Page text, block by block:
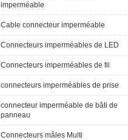
imperméable
Cable connecteur imperméable
Connecteurs imperméables de LED
Connecteurs imperméables de fil
connecteurs imperméables de prise
connecteur imperméable de bâti de
panneau
Connecteurs mâles Multi